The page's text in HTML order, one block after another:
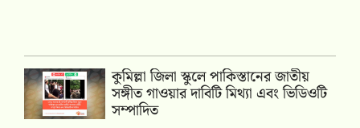
কুমিল্লা জিলা স্কুলে পাকিস্তানের জাতীয়
সঙ্গীত গাওয়ার দাবিটি মিথ্যা এবং ভিডিওটি
সম্পাদিত